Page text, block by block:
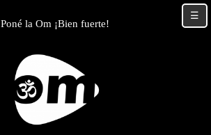
Poné la Om ¡Bien fuerte!
☰